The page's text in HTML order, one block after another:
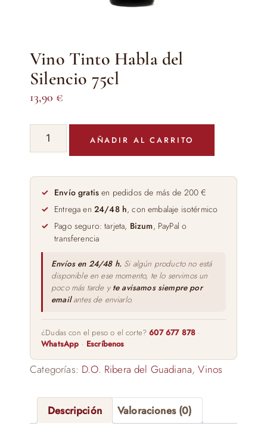
Vino Tinto Habla del
Silencio 75cl
13,90 €
Vino
Tinto
del
Silencio
75cl
cantidad
AÑADIR AL CARRITO
Envío gratis en pedidos de más de 200 €
Entrega en 24/48 h, con embalaje isotérmico
Pago seguro: tarjeta, Bizum, PayPal o
transferencia
Envíos en 24/48 h. Si algún producto no está
disponible en ese momento, te lo servimos un
poco más tarde y te avisamos siempre por
emailantes de enviarlo.
¿Dudas con el peso o el corte?607 677 878 ·
WhatsApp · Escríbenos
Categorías: D.O. Ribera del Guadiana,Vinos
Descripción Valoraciones (0)